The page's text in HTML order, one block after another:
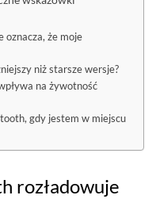
oznacza, że moje
niż starsze wersje?
na żywotność
gdy jestem w miejscu
rozładowuje